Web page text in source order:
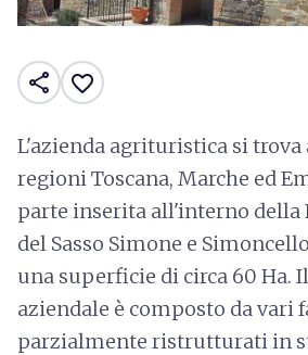
share favorite_border
L'azienda agrituristica si trova
regioni Toscana, Marche ed
parte inserita all'interno della
del Sasso Simone e
una superficie di circa 60 Ha.
aziendale è composto da vari
parzialmente ristrutturati in